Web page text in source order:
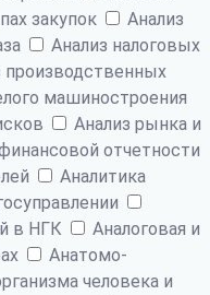
закупок
Анализ
Анализ налоговых
производственных
машиностроения
Анализ рынка и
отчетности
Аналитика
в НГК
Аналоговая и
Анатомо-
человека и